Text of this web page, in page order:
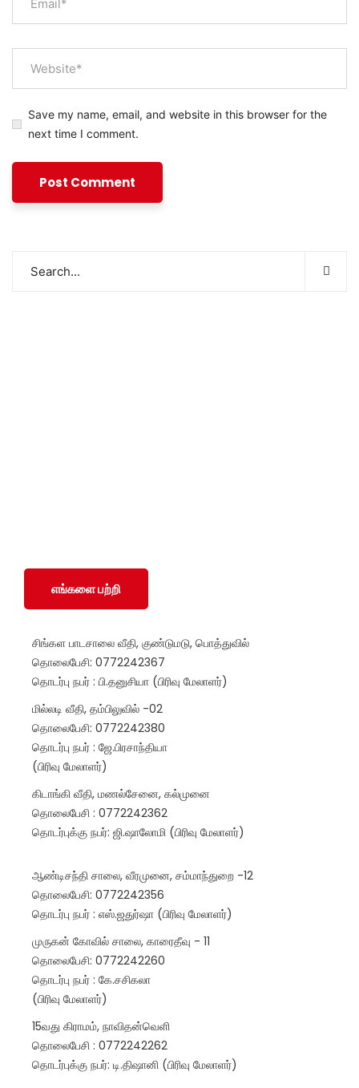
Save my name, email, and website in this browser for the
next time I comment.
எங்களை பற்றி
சிங்கள பாடசாலை வீதி, குண்டுமடு, பொத்துவில்
தொலைபேசி: 0772242367
தொடர்பு நபர் : பி.தனுசியா (பிரிவு மேலாளர்)
மில்லடி வீதி, தம்பிலுவில் -02
தொலைபேசி: 0772242380
தொடர்பு நபர் : ஜே.பிரசாந்தியா
(பிரிவு மேலாளர்)
கிடாங்கி வீதி, மணல்சேனை, கல்முனை
தொலைபேசி : 0772242362
தொடர்புக்கு நபர்: ஜி.ஷாலோமி (பிரிவு மேலாளர்)
ஆண்டிசந்தி சாலை, வீரமுனை, சம்மாந்துறை -12
தொலைபேசி: 0772242356
தொடர்பு நபர் : எஸ்.ஜதுர்ஷா (பிரிவு மேலாளர்)
முருகன் கோவில் சாலை, காரைதீவு - 11
தொலைபேசி: 0772242260
தொடர்பு நபர் : கே.சசிகலா
(பிரிவு மேலாளர்)
15வது கிராமம், நாவிதன்வெளி
தொலைபேசி : 0772242262
தொடர்புக்கு நபர்: டி.திஷானி (பிரிவு மேலாளர்)